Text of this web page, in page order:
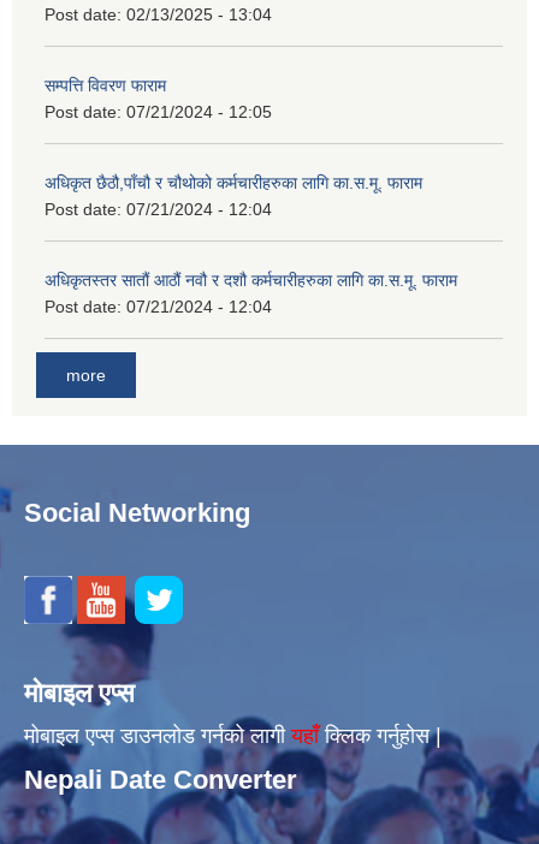
Post date: 02/13/2025 - 13:04
सम्पत्ति विवरण फाराम
Post date: 07/21/2024 - 12:05
अधिकृत छैठौ,पाँचौ र चौथोको कर्मचारीहरुका लागि का.स.मू. फाराम
Post date: 07/21/2024 - 12:04
अधिकृतस्तर सातौं आठौं नवौ र दशौ कर्मचारीहरुका लागि का.स.मू. फाराम
Post date: 07/21/2024 - 12:04
more
Social Networking
मोबाइल एप्स
मोबाइल एप्स डाउनलोड गर्नको लागीयहाँँक्लिक गर्नुहोस |
Nepali Date Converter